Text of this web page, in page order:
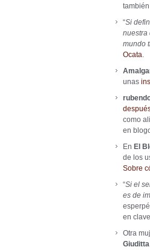
“Si
nuestra
mundo
Ocata.
unas
como
en
En El
de los
Sobre
“Si el
es de
en
Otra